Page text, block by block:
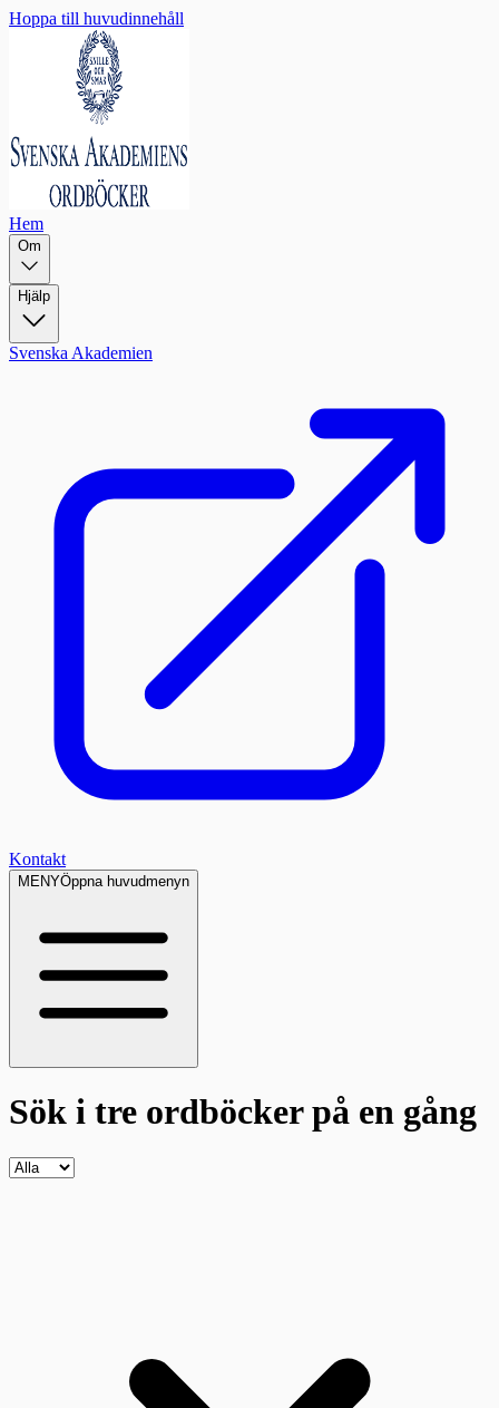
Hoppa till huvudinnehåll
Hem
Om
Hjälp
Svenska Akademien
Kontakt
MENYÖppna huvudmenyn
Sök i tre ordböckerpå en gång